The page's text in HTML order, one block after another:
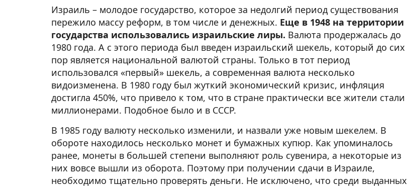
Израиль – молодое государство, которое за недолгий период существования
пережило массу реформ, в том числе и денежных. Еще в 1948 на территории
государства использовались израильские лиры. Валюта продержалась до
1980 года. А с этого периода был введен израильский шекель, который до сих
пор является национальной валютой страны. Только в тот период
использовался «первый» шекель, а современная валюта несколько
видоизменена. В 1980 году был жуткий экономический кризис, инфляция
достигла 450%, что привело к том, что в стране практически все жители стали
миллионерами. Подобное было и в СССР.
В 1985 году валюту несколько изменили, и назвали уже новым шекелем. В
обороте находилось несколько монет и бумажных купюр. Как упоминалось
ранее, монеты в большей степени выполняют роль сувенира, а некоторые из
них вовсе вышли из оборота. Поэтому при получении сдачи в Израиле,
необходимо тщательно проверять деньги. Не исключено, что среди выданных